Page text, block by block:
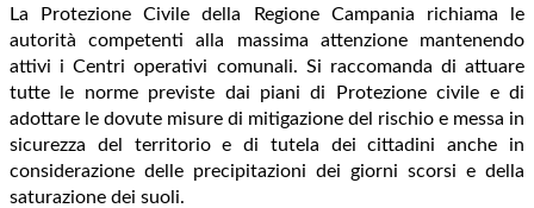
La Protezione Civile della Regione Campania richiama le
autorità competenti alla massima attenzione mantenendo
attivi i Centri operativi comunali. Si raccomanda di attuare
tutte le norme previste dai piani di Protezione civile e di
adottare le dovute misure di mitigazione del rischio e messa in
sicurezza del territorio e di tutela dei cittadini anche in
considerazione delle precipitazioni dei giorni scorsi e della
saturazione dei suoli.